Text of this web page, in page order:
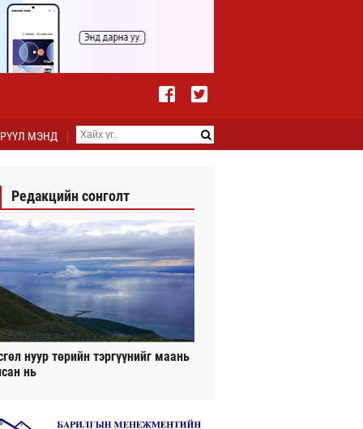
МЭНД
Редакцийн сонголт
нуур төрийн тэргүүнийг маань
нь